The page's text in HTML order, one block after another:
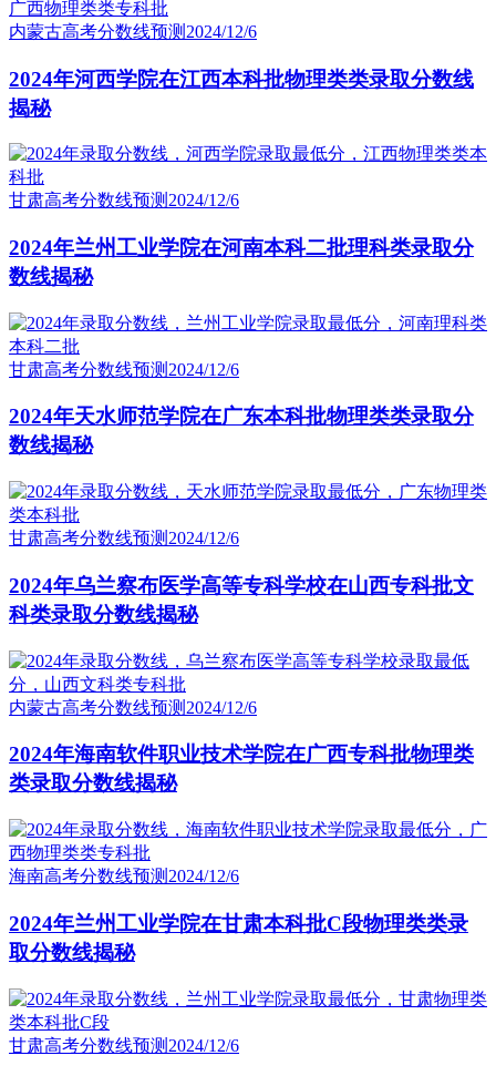
内蒙古高考分数线预测 2024/12/6
2024年河西学院在江西本科批物理类类录取分数线
揭秘
甘肃高考分数线预测 2024/12/6
2024年兰州工业学院在河南本科二批理科类录取分
数线揭秘
甘肃高考分数线预测 2024/12/6
2024年天水师范学院在广东本科批物理类类录取分
数线揭秘
甘肃高考分数线预测 2024/12/6
2024年乌兰察布医学高等专科学校在山西专科批文
科类录取分数线揭秘
内蒙古高考分数线预测 2024/12/6
2024年海南软件职业技术学院在广西专科批物理类
类录取分数线揭秘
海南高考分数线预测 2024/12/6
2024年兰州工业学院在甘肃本科批C段物理类类录
取分数线揭秘
甘肃高考分数线预测 2024/12/6